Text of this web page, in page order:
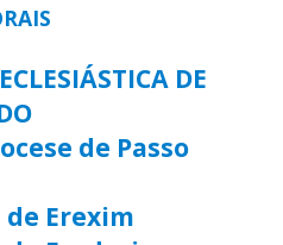
DE
de Passo
de Erexim